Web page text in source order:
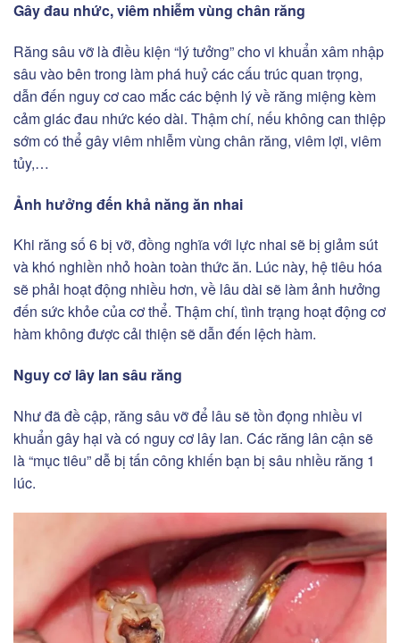
Gây đau nhức, viêm nhiễm vùng chân răng
Răng sâu vỡ là điều kiện “lý tưởng” cho vi khuẩn xâm nhập
sâu vào bên trong làm phá huỷ các cấu trúc quan trọng,
dẫn đến nguy cơ cao mắc các bệnh lý về răng miệng kèm
cảm giác đau nhức kéo dài. Thậm chí, nếu không can thiệp
sớm có thể gây viêm nhiễm vùng chân răng, viêm lợi, viêm
tủy,…
Ảnh hưởng đến khả năng ăn nhai
Khi răng số 6 bị vỡ, đồng nghĩa với lực nhai sẽ bị giảm sút
và khó nghiền nhỏ hoàn toàn thức ăn. Lúc này, hệ tiêu hóa
sẽ phải hoạt động nhiều hơn, về lâu dài sẽ làm ảnh hưởng
đến sức khỏe của cơ thể. Thậm chí, tình trạng hoạt động cơ
hàm không được cải thiện sẽ dẫn đến lệch hàm.
Nguy cơ lây lan sâu răng
Như đã đề cập, răng sâu vỡ để lâu sẽ tồn đọng nhiều vi
khuẩn gây hại và có nguy cơ lây lan. Các răng lân cận sẽ
là “mục tiêu” dễ bị tấn công khiến bạn bị sâu nhiều răng 1
lúc.